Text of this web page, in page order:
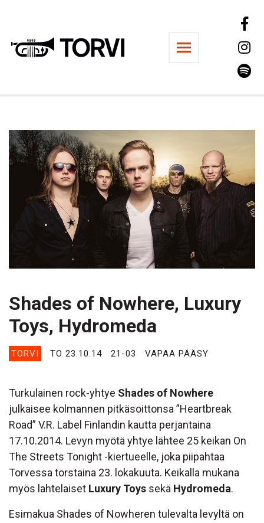
Ravintola Torvi
Shades of Nowhere, Luxury
Toys, Hydromeda
TORVI TO 23.10.14 21-03 VAPAA PÄÄSY
Turkulainen rock-yhtye Shades of Nowhere
julkaisee kolmannen pitkäsoittonsa ”Heartbreak
Road” V.R. Label Finlandin kautta perjantaina
17.10.2014. Levyn myötä yhtye lähtee 25 keikan On
The Streets Tonight -kiertueelle, joka piipahtaa
Torvessa torstaina 23. lokakuuta. Keikalla mukana
myös lahtelaiset Luxury Toys sekä Hydromeda.
Esimakua Shades of Nowheren tulevalta levyltä on